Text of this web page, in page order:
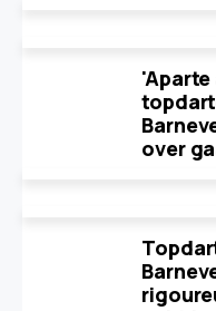
over